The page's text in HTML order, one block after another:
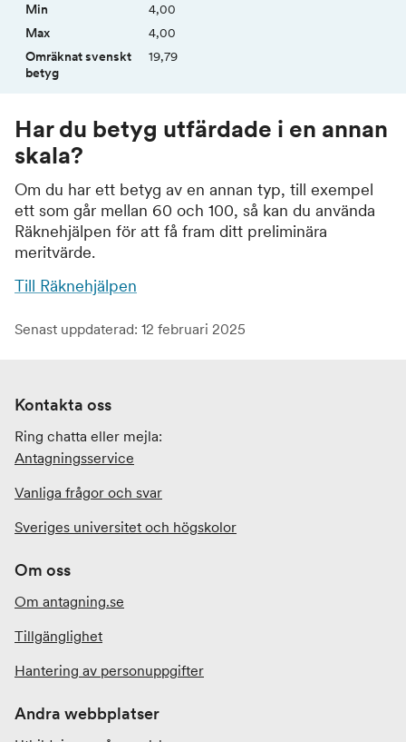
4,00
4,00
19,79
Har du betyg utfärdade i en annan
skala?
Om du har ett betyg av en annan typ, till exempel
ett som går mellan 60 och 100, så kan du använda
Räknehjälpen för att få fram ditt preliminära
meritvärde.
Till Räknehjälpen
Senast uppdaterad: 12 februari 2025
Kontakta oss
Ring chatta eller mejla:
Antagningsservice
Vanliga frågor och svar
Sveriges universitet och högskolor
Om oss
Om antagning.se
Tillgänglighet
Hantering av personuppgifter
Andra webbplatser